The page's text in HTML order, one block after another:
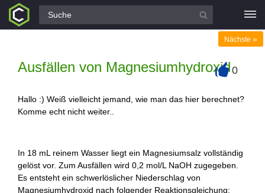
Alle Fragen
Ausfällen von Magnesiumhydroxid
Nächste »
0
Hallo :) Weiß vielleicht jemand, wie man das hier berechnet?
Komme echt nicht weiter..
In 18 mL reinem Wasser liegt ein Magnesiumsalz vollständig
gelöst vor. Zum Ausfällen wird 0,2 mol/L NaOH zugegeben.
Es entsteht ein schwerlöslicher Niederschlag von
Magnesiumhydroxid nach folgender Reaktionsgleichung: